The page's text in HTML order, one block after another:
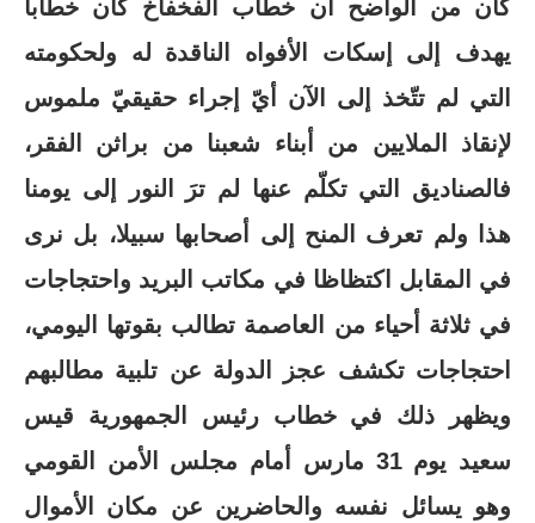
كان من الواضح أن خطاب الفخفاخ كان خطابا
يهدف إلى إسكات الأفواه الناقدة له ولحكومته
التي لم تتّخذ إلى الآن أيّ إجراء حقيقيّ ملموس
لإنقاذ الملايين من أبناء شعبنا من براثن الفقر،
فالصناديق التي تكلّم عنها لم ترَ النور إلى يومنا
هذا ولم تعرف المنح إلى أصحابها سبيلا، بل نرى
في المقابل اكتظاظا في مكاتب البريد واحتجاجات
في ثلاثة أحياء من العاصمة تطالب بقوتها اليومي،
احتجاجات تكشف عجز الدولة عن تلبية مطالبهم
ويظهر ذلك في خطاب رئيس الجمهورية قيس
سعيد يوم 31 مارس أمام مجلس الأمن القومي
وهو يسائل نفسه والحاضرين عن مكان الأموال